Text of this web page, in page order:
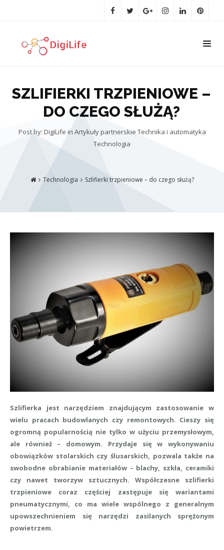
SZLIFIERKI TRZPIENIOWE –
DO CZEGO SŁUŻĄ?
Post by: DigiLife in Artykuły partnerskie Technika i automatyka
Technologia
Technologia Szlifierki trzpieniowe – do czego służą?
Szlifierka jest narzędziem znajdującym zastosowanie w
wielu pracach budowlanych czy remontowych. Cieszy się
ogromną popularnością nie tylko w użyciu przemysłowym,
ale również – domowym. Przydaje się w wykonywaniu
obowiązków stolarskich czy ślusarskich, pozwala także na
swobodne obrabianie materiałów – blachy, szkła, ceramiki
czy nawet tworzyw sztucznych. Współczesne szlifierki
trzpieniowe coraz częściej zastępuje się wariantami
pneumatycznymi, co ma wiele wspólnego z generalnym
upowszechnieniem się narzędzi zasilanych sprężonym
powietrzem.